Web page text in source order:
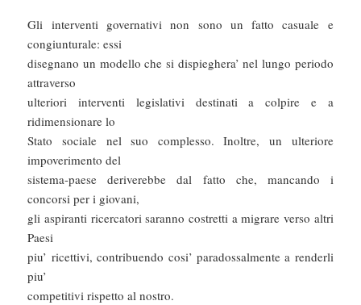
Gli interventi governativi non sono un fatto casuale e
congiunturale: essi
disegnano un modello che si dispieghera’ nel lungo periodo
attraverso
ulteriori interventi legislativi destinati a colpire e a
ridimensionare lo
Stato sociale nel suo complesso. Inoltre, un ulteriore
impoverimento del
sistema-paese deriverebbe dal fatto che, mancando i
concorsi per i giovani,
gli aspiranti ricercatori saranno costretti a migrare verso altri
Paesi
piu’ ricettivi, contribuendo cosi’ paradossalmente a renderli
piu’
competitivi rispetto al nostro.